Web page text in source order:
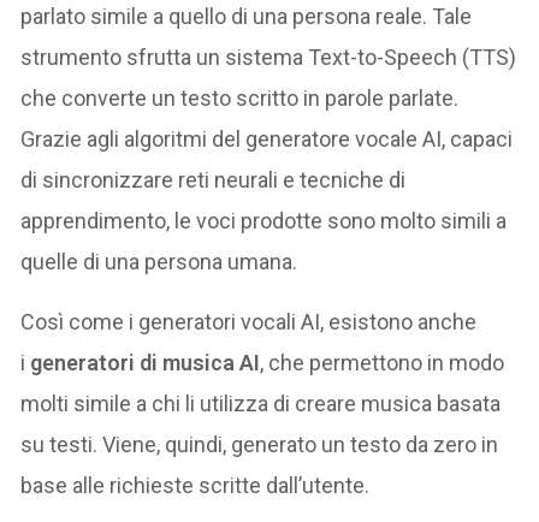
parlato simile a quello di una persona reale. Tale
strumento sfrutta un sistema Text-to-Speech (TTS)
che converte un testo scritto in parole parlate.
Grazie agli algoritmi del generatore vocale AI, capaci
di sincronizzare reti neurali e tecniche di
apprendimento, le voci prodotte sono molto simili a
quelle di una persona umana.
Così come i generatori vocali AI, esistono anche
i generatori di musica AI, che permettono in modo
molti simile a chi li utilizza di creare musica basata
su testi. Viene, quindi, generato un testo da zero in
base alle richieste scritte dall’utente.